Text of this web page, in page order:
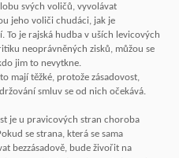
svých voličů, vyvolávat
jeho voliči chudáci, jak je
To je rajská hudba v uších levicových
neoprávněných zisků, můžou se
jim to nevytkne.
mají těžké, protože zásadovost,
smluv se od nich očekává.
je u pravicových stran choroba
se strana, která se sama
bezzásadově, bude živořit na